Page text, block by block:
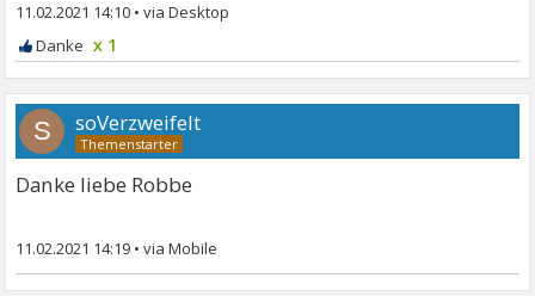
11.02.2021 14:10 •
x 1
S soVerzweifelt
Danke liebe Robbe
11.02.2021 14:19 •